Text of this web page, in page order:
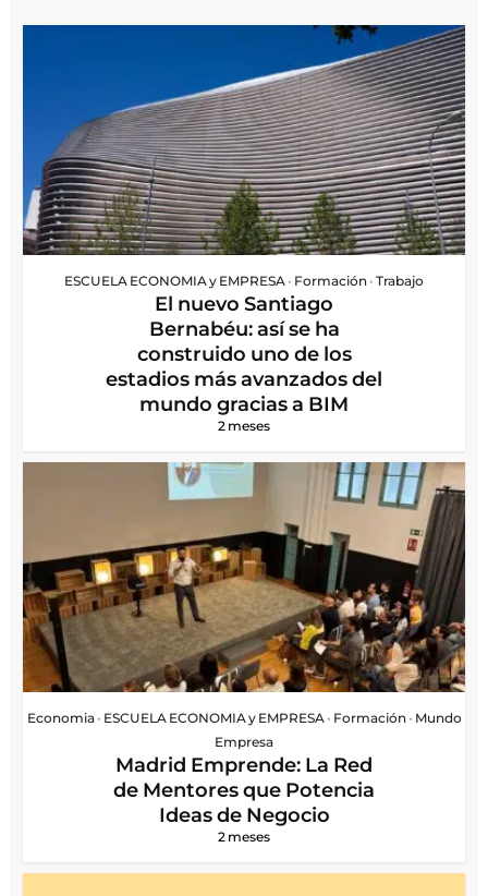
ESCUELA ECONOMIA y EMPRESA • Formación • Trabajo
El nuevo Santiago
Bernabéu: así se ha
construido uno de los
estadios más avanzados del
mundo gracias a BIM
2 meses
Economia • ESCUELA ECONOMIA y EMPRESA • Formación • Mundo
Empresa
Madrid Emprende: La Red
de Mentores que Potencia
Ideas de Negocio
2 meses